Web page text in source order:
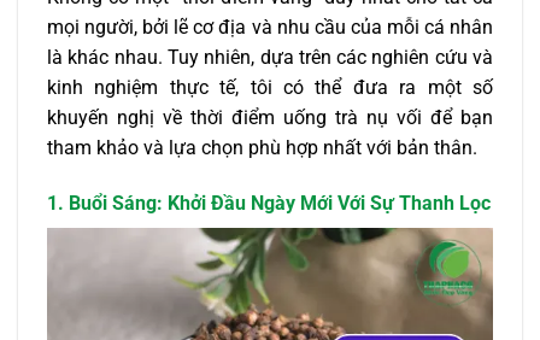
mọi người, bởi lẽ cơ địa và nhu cầu của mỗi cá nhân
là khác nhau. Tuy nhiên, dựa trên các nghiên cứu và
kinh nghiệm thực tế, tôi có thể đưa ra một số
khuyến nghị về thời điểm uống trà nụ vối để bạn
tham khảo và lựa chọn phù hợp nhất với bản thân.
1. Buổi Sáng: Khởi Đầu Ngày Mới Với Sự Thanh Lọc